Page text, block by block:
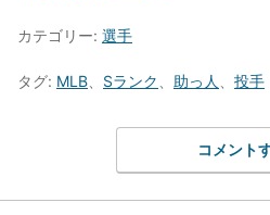
カテゴリー: 選手
タグ: MLB Sランク 助っ人 投手
コメント